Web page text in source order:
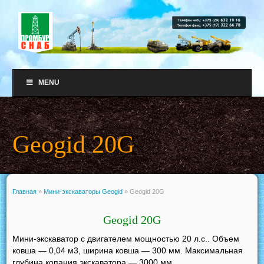
MENU
Geogid 20G
Главная » Мини-экскаваторы Geogid » Geogid 20G
Geogid 20G
Мини-экскаватор с двигателем мощностью 20 л.с.. Объем
ковша — 0,04 м3, ширина ковша — 300 мм. Максимальная